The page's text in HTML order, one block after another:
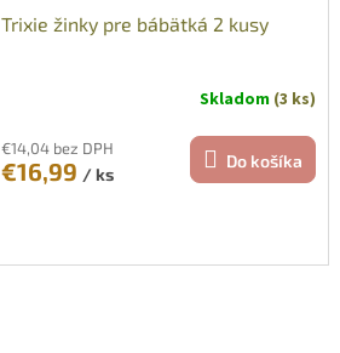
Trixie žinky pre bábätká 2 kusy
Skladom (3 ks)
€14,04 bez DPH
€16,99 / ks
Do košíka